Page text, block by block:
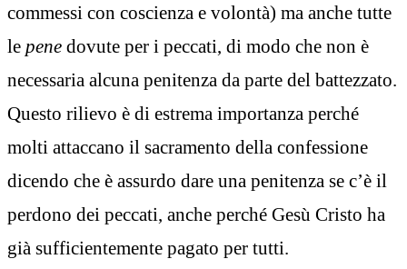
commessi con coscienza e volontà) ma anche tutte
le pene dovute per i peccati, di modo che non è
necessaria alcuna penitenza da parte del battezzato.
Questo rilievo è di estrema importanza perché
molti attaccano il sacramento della confessione
dicendo che è assurdo dare una penitenza se c’è il
perdono dei peccati, anche perché Gesù Cristo ha
già sufficientemente pagato per tutti.